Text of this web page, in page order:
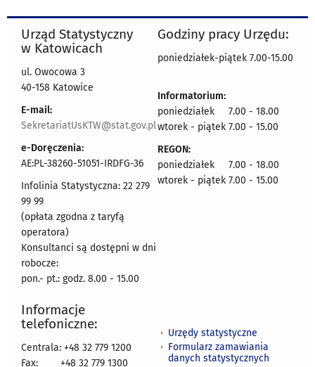
Urząd Statystyczny
w Katowicach
ul. Owocowa 3
40-158 Katowice
E-mail:
SekretariatUsKTW@stat.gov.pl
e-Doręczenia:
AE:PL-38260-51051-IRDFG-36
Infolinia Statystyczna: 22 279
99 99
(opłata zgodna z taryfą
operatora)
Konsultanci są dostępni w dni
robocze:
pon.- pt.: godz. 8.00 - 15.00
Godziny pracy Urzędu:
poniedziałek-piątek 7.00-15.00
Informatorium:
poniedziałek 7.00 - 18.00
wtorek - piątek 7.00 - 15.00
REGON:
poniedziałek 7.00 - 18.00
wtorek - piątek 7.00 - 15.00
Informacje
telefoniczne:
Centrala: +48 32 779 1200
Fax:
+48 32 779 1300
Urzędy statystyczne
Formularz zamawiania
danych statystycznych